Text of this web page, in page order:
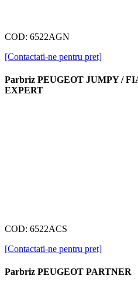
COD: 6522AGN
[Contactati-ne pentru pret]
Parbriz PEUGEOT JUMPY /
EXPERT
COD: 6522ACS
[Contactati-ne pentru pret]
Parbriz PEUGEOT PARTNER